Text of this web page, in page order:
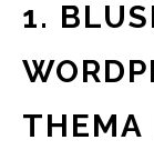
1.
THEMA